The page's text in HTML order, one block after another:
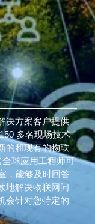
决方案客户提供
多名现场技术
的和现有的物联
球应用工程师可
，能够及时回答
地解决物联网问
会针对您特定的